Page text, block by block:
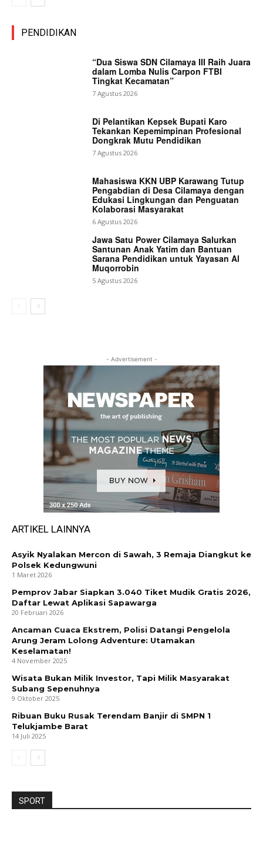
PENDIDIKAN
“Dua Siswa SDN Cilamaya III Raih Juara
dalam Lomba Nulis Carpon FTBI
Tingkat Kecamatan”
7 Agustus 2026
Di Pelantikan Kepsek Bupati Karo
Tekankan Kepemimpinan Profesional
Dongkrak Mutu Pendidikan
7 Agustus 2026
Mahasiswa KKN UBP Karawang Tutup
Pengabdian di Desa Cilamaya dengan
Edukasi Lingkungan dan Penguatan
Kolaborasi Masyarakat
6 Agustus 2026
Jawa Satu Power Cilamaya Salurkan
Santunan Anak Yatim dan Bantuan
Sarana Pendidikan untuk Yayasan Al
Muqorrobin
5 Agustus 2026
- Advertisement -
ARTIKEL LAINNYA
Asyik Nyalakan Mercon di Sawah, 3 Remaja Diangkut ke
Polsek Kedungwuni
1 Maret 2026
Pemprov Jabar Siapkan 3.040 Tiket Mudik Gratis 2026,
Daftar Lewat Aplikasi Sapawarga
20 Februari 2026
Ancaman Cuaca Ekstrem, Polisi Datangi Pengelola
Arung Jeram Lolong Adventure: Utamakan
Keselamatan!
4 November 2025
Wisata Bukan Milik Investor, Tapi Milik Masyarakat
Subang Sepenuhnya
9 Oktober 2025
Ribuan Buku Rusak Terendam Banjir di SMPN 1
Telukjambe Barat
14 Juli 2025
SPORT